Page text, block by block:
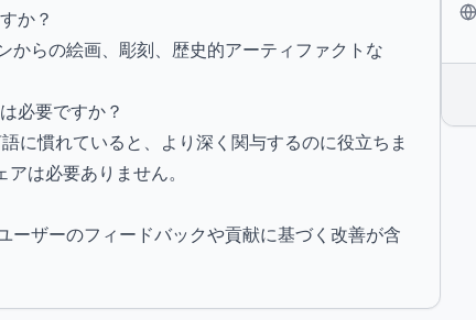
か？
らの絵画、彫刻、歴史的アーティファクトな
必要ですか？
に慣れていると、より深く関与するのに役立ちま
は必要ありません。
ザーのフィードバックや貢献に基づく改善が含